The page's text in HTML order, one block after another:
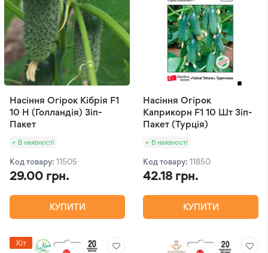
Насіння Огірок Кібрія F1
10 Н (Голландія) Зіп-
Пакет
В наявності
Код товару: 11505
29.00 грн.
КУПИТИ
Насіння Огірок
Каприкорн F1 10 Шт Зіп-
Пакет (Турція)
В наявності
Код товару: 11850
42.18 грн.
КУПИТИ
Хіт